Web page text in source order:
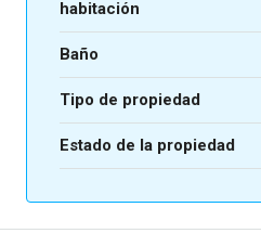
habitación
Baño
Tipo de propiedad
Estado de la propiedad